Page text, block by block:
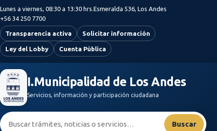
Saltar al contenido principal
Lunes a viernes, 08:30 a 13:30 hrs.Esmeralda 536, Los Andes
+56 34 250 7700
Transparencia activa Solicitar información
Ley del Lobby Cuenta Pública
I.Municipalidad de Los Andes
Servicios, información y participación ciudadana
Buscar:
Buscar